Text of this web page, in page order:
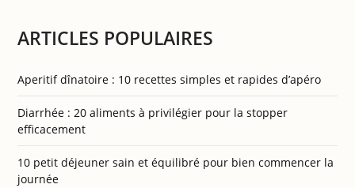
ARTICLES POPULAIRES
Aperitif dînatoire : 10 recettes simples et rapides d’apéro
Diarrhée : 20 aliments à privilégier pour la stopper
efficacement
10 petit déjeuner sain et équilibré pour bien commencer la
journée